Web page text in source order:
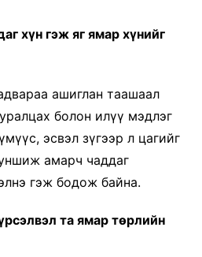
хүн гэж яг ямар хүнийг
ашиглан таашаал
болон илүү мэдлэг
эсвэл зүгээр л цагийг
амарч чаддаг
гэж бодож байна.
та ямар төрлийн